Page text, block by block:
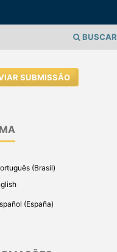
BUSCAR
SUBMISSÃO
(Brasil)
(España)